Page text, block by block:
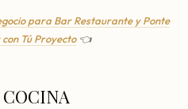
para Bar Restaurante y Ponte
Tú Proyecto👈